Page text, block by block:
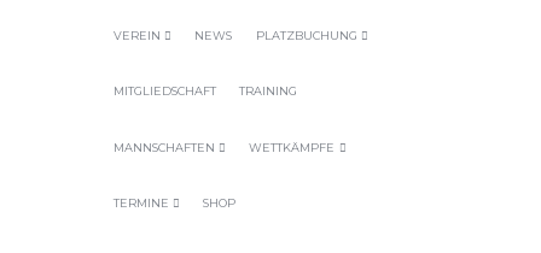
VEREIN NEWS PLATZBUCHUNG
MITGLIEDSCHAFT TRAINING
MANNSCHAFTEN WETTKÄMPFE
TERMINE SHOP